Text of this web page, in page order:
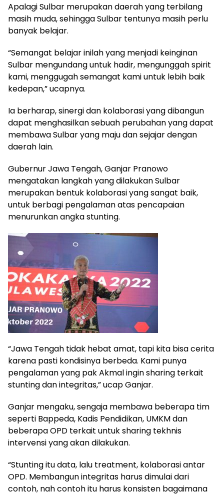
Apalagi Sulbar merupakan daerah yang terbilang
masih muda, sehingga Sulbar tentunya masih perlu
banyak belajar.
“Semangat belajar inilah yang menjadi keinginan
Sulbar mengundang untuk hadir, mengunggah spirit
kami, menggugah semangat kami untuk lebih baik
kedepan,” ucapnya.
Ia berharap, sinergi dan kolaborasi yang dibangun
dapat menghasilkan sebuah perubahan yang dapat
membawa Sulbar yang maju dan sejajar dengan
daerah lain.
Gubernur Jawa Tengah, Ganjar Pranowo
mengatakan langkah yang dilakukan Sulbar
merupakan bentuk kolaborasi yang sangat baik,
untuk berbagi pengalaman atas pencapaian
menurunkan angka stunting.
“Jawa Tengah tidak hebat amat, tapi kita bisa cerita
karena pasti kondisinya berbeda. Kami punya
pengalaman yang pak Akmal ingin sharing terkait
stunting dan integritas,” ucap Ganjar.
Ganjar mengaku, sengaja membawa beberapa tim
seperti Bappeda, Kadis Pendidikan, UMKM dan
beberapa OPD terkait untuk sharing tekhnis
intervensi yang akan dilakukan.
“Stunting itu data, lalu treatment, kolaborasi antar
OPD. Membangun integritas harus dimulai dari
contoh, nah contoh itu harus konsisten bagaimana